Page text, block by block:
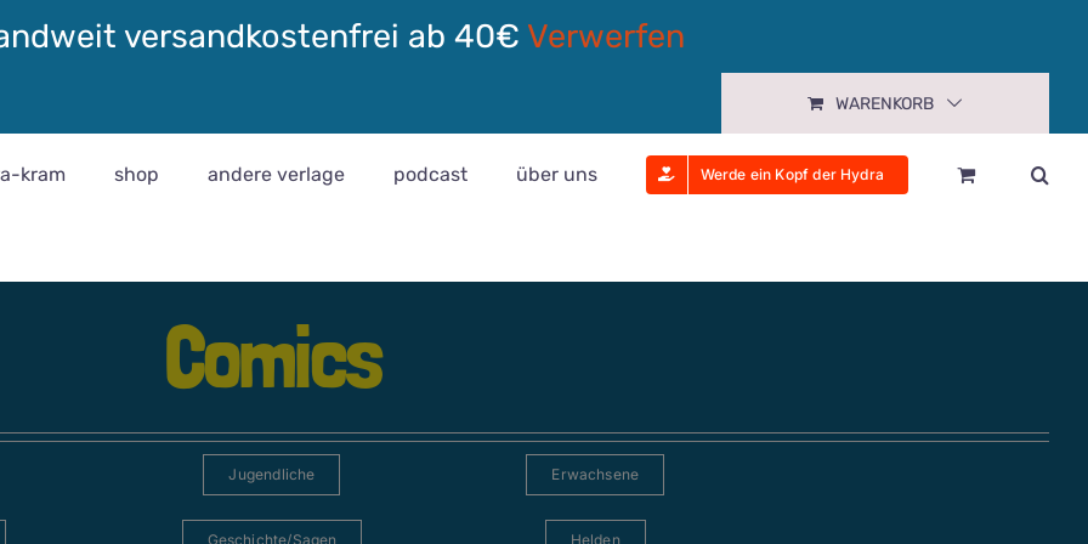
versandkostenfrei ab 40€ Verwerfen
WARENKORB
kram shop andere verlage podcast über uns Werde ein Kopf der Hydra
Comics
Jugendliche Erwachsene
Geschichte/Sagen Helden